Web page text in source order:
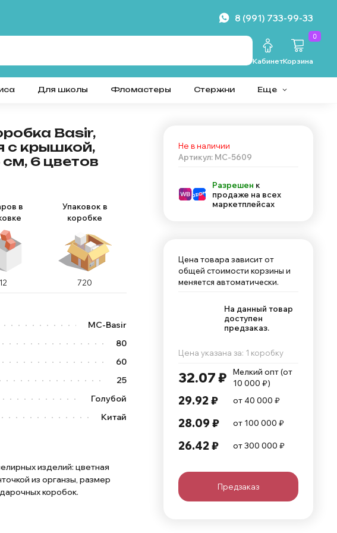
8 (991) 733-99-33
КабинетКорзина
0
Для школы Фломастеры Стержни Еще
Не в наличии
Артикул: MC-5609
Разрешен к
продаже на всех
маркетплейсах
Цена товара зависит от
общей стоимости корзины и
меняется автоматически.
На данный товар
доступен
предзаказ.
Цена указана за: 1 коробку
32.07 ₽
Мелкий опт (от
10 000 ₽)
29.92 ₽ от 40 000 ₽
28.09 ₽ от 100 000 ₽
26.42 ₽ от 300 000 ₽
Предзаказ
Basir,
с крышкой,
6 цветов
в
Упаковок в
коробке
12 720
MC-Basir
80
60
25
Голубой
Китай
изделий: цветная
из органзы, размер
коробок.